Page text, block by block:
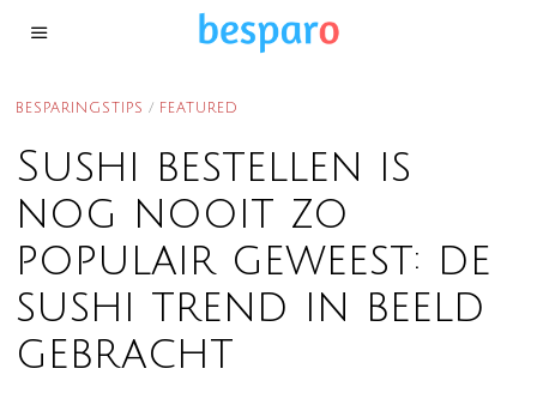
BESPARINGSTIPS / FEATURED
Sushi bestellen is
nog nooit zo
populair geweest: de
sushi trend in beeld
gebracht